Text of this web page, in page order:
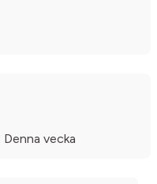
Denna vecka